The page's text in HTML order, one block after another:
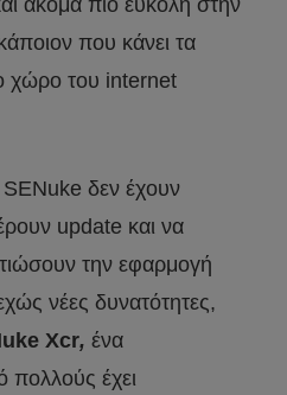
ακόμα πιο εύκολη στην
που κάνει τα
χώρο του internet
SENuke δεν έχουν
update και να
την εφαρμογή
νέες δυνατότητες,
Xcr, ένα
πολλούς έχει